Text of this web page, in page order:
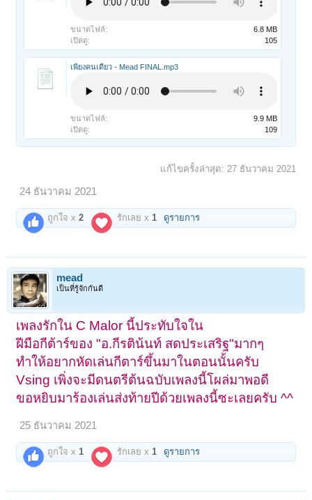
ขนาดไฟล์:
6.8 MB
เปิดดู:
105
เพียงคนเดียว - Mead FINAL.mp3
ขนาดไฟล์:
9.9 MB
เปิดดู:
109
แก้ไขครั้งล่าสุด: 27 ธันวาคม 2021
24 ธันวาคม 2021
ถูกใจ x2 รักเลย x1 ดูรายการ
mead
เป็นที่รู้จักกันดี
เพลงรักใน C Malor นี้ประทับใจใน
ฝีมือกีต้าร์ของ "อ.กีรติน้นท์ สดประเสริฐ"มากๆ
ทำให้อยากหัดเล่นกีตาร์ขึ้นมาในตอนนั้นครับ
Vsing เพิ่งจะมีดนตรีต้นฉบับเพลงนี้โผล่มาพอดี
ขอหยิบมาร้องเล่นส่งท้ายปีด้วยเพลงนี้ซะเลยครับ ^^
25 ธันวาคม 2021
ถูกใจ x 1 รักเลย x 1 ดูรายการ